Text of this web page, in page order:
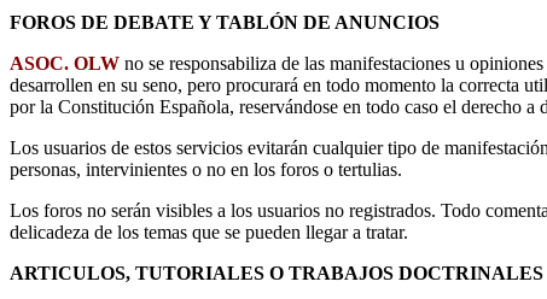
FOROS DE DEBATE Y TABLÓN DE ANUNCIOS
ASOC. OLW no se responsabiliza de las manifestaciones u
desarrollen en su seno, pero procurará en todo momento la correcta
por la Constitución Española, reservándose en todo caso el derecho
Los usuarios de estos servicios evitarán cualquier tipo de
personas, intervinientes o no en los foros o tertulias.
Los foros no serán visibles a los usuarios no registrados. Todo
delicadeza de los temas que se pueden llegar a tratar.
ARTICULOS, TUTORIALES O TRABAJOS DOCTRINALES